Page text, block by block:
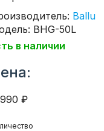
Ballu
BHG-50L
в наличии
₽